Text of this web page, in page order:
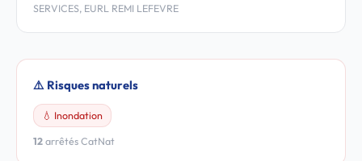
SERVICES, EURL REMI LEFEVRE
⚠️ Risques naturels
💧 Inondation
12 arrêtés CatNat